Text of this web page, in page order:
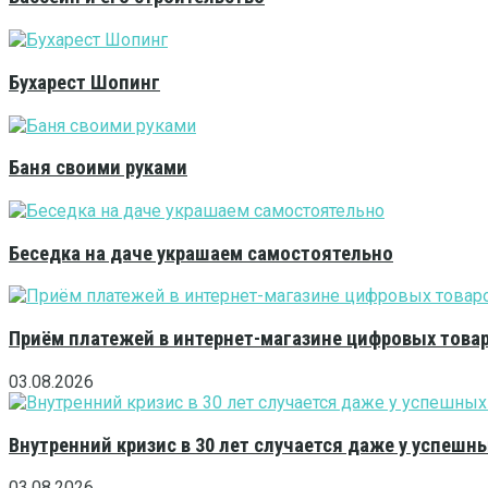
Бухарест Шопинг
Баня своими руками
Беседка на даче украшаем самостоятельно
Приём платежей в интернет-магазине цифровых
03.08.2026
Внутренний кризис в 30 лет случается даже у